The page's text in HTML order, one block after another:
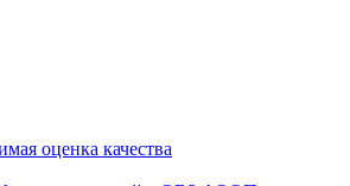
оценка качества